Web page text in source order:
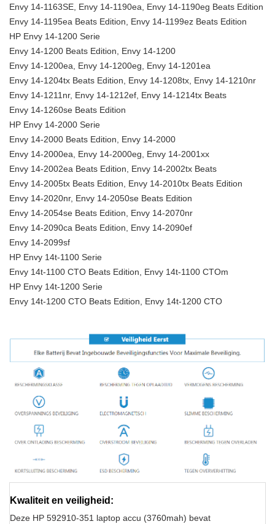
Envy 14-1163SE, Envy 14-1190ea, Envy 14-1190eg Beats Edition
Envy 14-1195ea Beats Edition, Envy 14-1199ez Beats Edition
HP Envy 14-1200 Serie
Envy 14-1200 Beats Edition, Envy 14-1200
Envy 14-1200ea, Envy 14-1200eg, Envy 14-1201ea
Envy 14-1204tx Beats Edition, Envy 14-1208tx, Envy 14-1210nr
Envy 14-1211nr, Envy 14-1212ef, Envy 14-1214tx Beats
Envy 14-1260se Beats Edition
HP Envy 14-2000 Serie
Envy 14-2000 Beats Edition, Envy 14-2000
Envy 14-2000ea, Envy 14-2000eg, Envy 14-2001xx
Envy 14-2002ea Beats Edition, Envy 14-2002tx Beats
Envy 14-2005tx Beats Edition, Envy 14-2010tx Beats Edition
Envy 14-2020nr, Envy 14-2050se Beats Edition
Envy 14-2054se Beats Edition, Envy 14-2070nr
Envy 14-2090ca Beats Edition, Envy 14-2090ef
Envy 14-2099sf
HP Envy 14t-1100 Serie
Envy 14t-1100 CTO Beats Edition, Envy 14t-1100 CTOm
HP Envy 14t-1200 Serie
Envy 14t-1200 CTO Beats Edition, Envy 14t-1200 CTO
Kwaliteit en veiligheid:
Deze HP 592910-351 laptop accu (3760mah) bevat